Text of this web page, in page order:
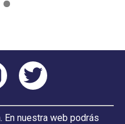
En nuestra web podrás